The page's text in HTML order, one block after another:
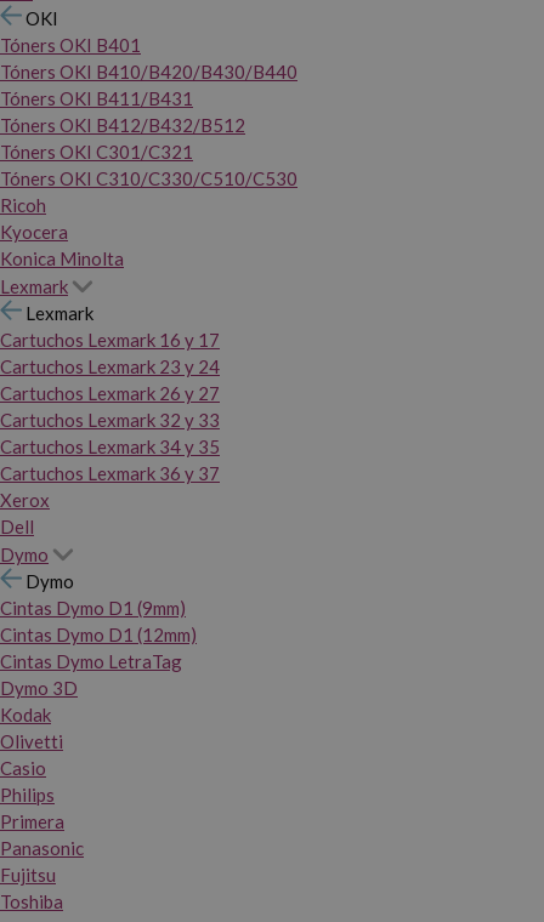
OKI
Tóners OKI B401
Tóners OKI B410/B420/B430/B440
Tóners OKI B411/B431
Tóners OKI B412/B432/B512
Tóners OKI C301/C321
Tóners OKI C310/C330/C510/C530
Ricoh
Kyocera
Konica Minolta
Lexmark
Lexmark
Cartuchos Lexmark 16 y 17
Cartuchos Lexmark 23 y 24
Cartuchos Lexmark 26 y 27
Cartuchos Lexmark 32 y 33
Cartuchos Lexmark 34 y 35
Cartuchos Lexmark 36 y 37
Xerox
Dell
Dymo
Dymo
Cintas Dymo D1 (9mm)
Cintas Dymo D1 (12mm)
Cintas Dymo LetraTag
Dymo 3D
Kodak
Olivetti
Casio
Philips
Primera
Panasonic
Fujitsu
Toshiba